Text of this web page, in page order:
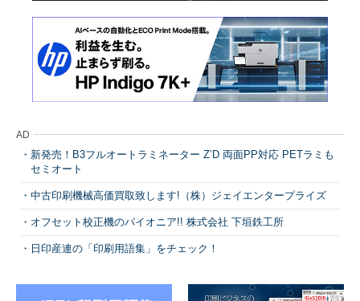
AD
新発売！B3フルオートラミネーター Z’D 両面PP対応 PETラミも
セミオート
中古印刷機械高価買取致します!（株）ジェイエンタープライズ
オフセット校正機のパイオニア!! 株式会社 下垣鉄工所
日印産連の「印刷用語集」をチェック！